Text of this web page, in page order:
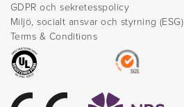
GDPR och sekretesspolicy
Miljö, socialt ansvar och styrning (ESG)
Terms & Conditions